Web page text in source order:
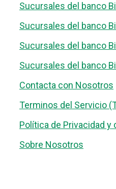
Sucursales del banco
Sucursales del banco
Sucursales del banco
Sucursales del banco
Contacta con Nosotros
Terminos del Servicio
Política de Privacidad y
Sobre Nosotros